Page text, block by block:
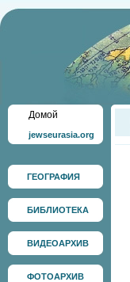
Домой
jewseurasia.org
ГЕОГРАФИЯ
БИБЛИОТЕКА
ВИДЕОАРХИВ
ФОТОАРХИВ